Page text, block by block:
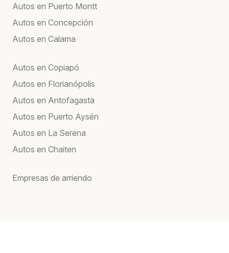
Autos en Puerto Montt
Autos en Concepción
Autos en Calama
Autos en Copiapó
Autos en Florianópolis
Autos en Antofagasta
Autos en Puerto Aysén
Autos en La Serena
Autos en Chaiten
Empresas de arriendo